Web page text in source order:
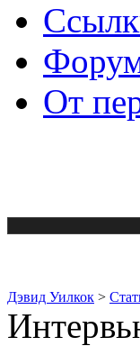
От
Дэвид Уилкок >